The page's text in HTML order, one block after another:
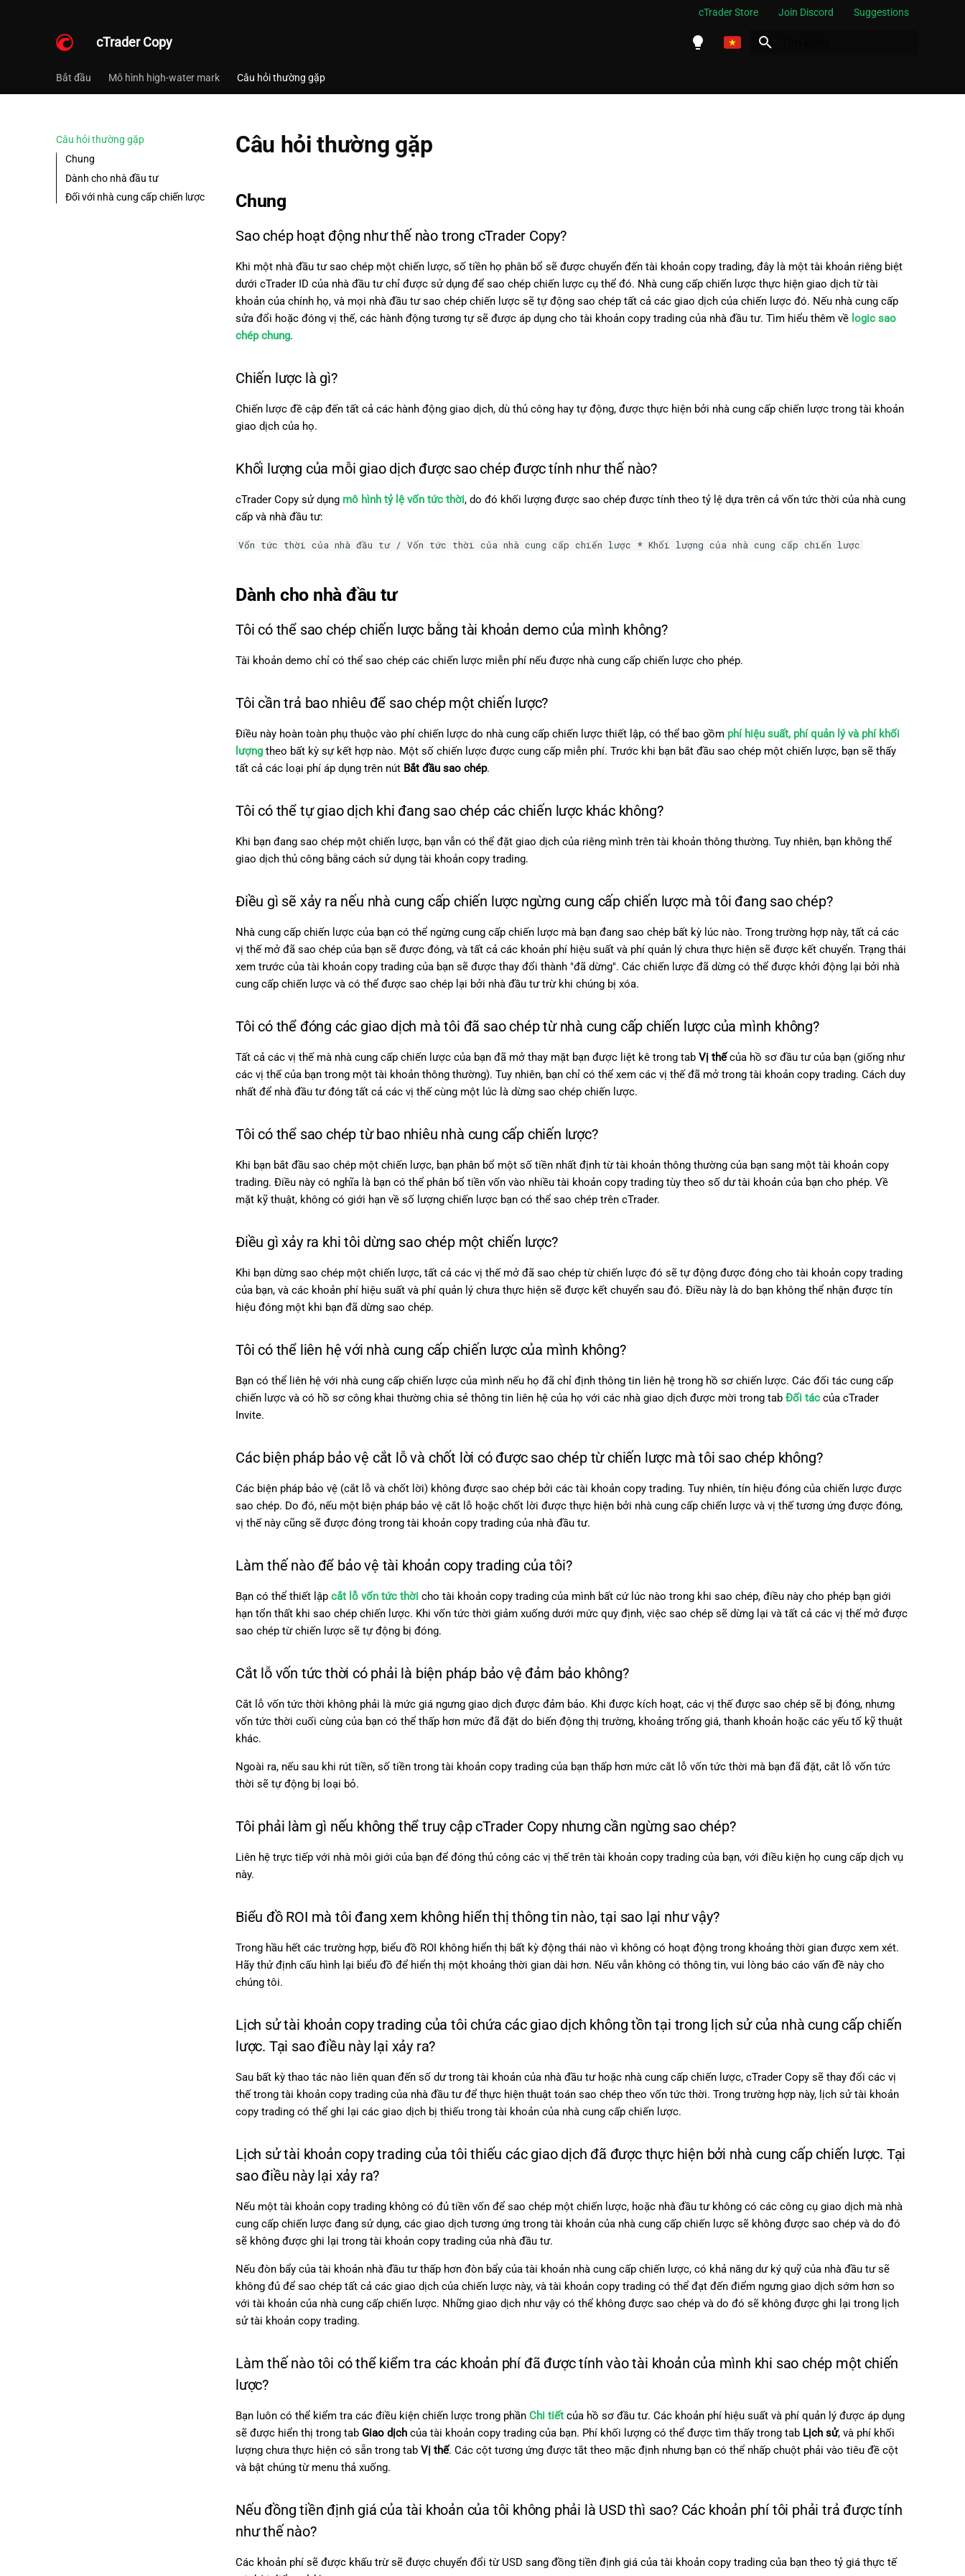
cTrader Store Join Discord Suggestions
cTrader Copy
한국어
中文
Bắt đầu Mô hình high-water mark Câu hỏi thường gặp
Câu hỏi thường gặp
Chung
Dành cho nhà đầu tư
Đối với nhà cung cấp chiến lược
Câu hỏi thường gặp
Chung
Sao chép hoạt động như thế nào trong cTrader Copy?
Khi một nhà đầu tư sao chép một chiến lược, số tiền họ phân bổ sẽ được chuyển đến tài khoản copy trading, đây là một tài khoản riêng biệt
dưới cTrader ID của nhà đầu tư chỉ được sử dụng để sao chép chiến lược cụ thể đó. Nhà cung cấp chiến lược thực hiện giao dịch từ tài
khoản của chính họ, và mọi nhà đầu tư sao chép chiến lược sẽ tự động sao chép tất cả các giao dịch của chiến lược đó. Nếu nhà cung cấp
sửa đổi hoặc đóng vị thế, các hành động tương tự sẽ được áp dụng cho tài khoản copy trading của nhà đầu tư. Tìm hiểu thêm về logic sao
chép chung.
Chiến lược là gì?
Chiến lược đề cập đến tất cả các hành động giao dịch, dù thủ công hay tự động, được thực hiện bởi nhà cung cấp chiến lược trong tài khoản
giao dịch của họ.
Khối lượng của mỗi giao dịch được sao chép được tính như thế nào?
cTrader Copy sử dụng mô hình tỷ lệ vốn tức thời, do đó khối lượng được sao chép được tính theo tỷ lệ dựa trên cả vốn tức thời của nhà cung
cấp và nhà đầu tư:
Vốn tức thời của nhà đầu tư / Vốn tức thời của nhà cung cấp chiến lược * Khối lượng của nhà cung cấp chiến lược
Dành cho nhà đầu tư
Tôi có thể sao chép chiến lược bằng tài khoản demo của mình không?
Tài khoản demo chỉ có thể sao chép các chiến lược miễn phí nếu được nhà cung cấp chiến lược cho phép.
Tôi cần trả bao nhiêu để sao chép một chiến lược?
Điều này hoàn toàn phụ thuộc vào phí chiến lược do nhà cung cấp chiến lược thiết lập, có thể bao gồm phí hiệu suất, phí quản lý và phí khối
lượng theo bất kỳ sự kết hợp nào. Một số chiến lược được cung cấp miễn phí. Trước khi bạn bắt đầu sao chép một chiến lược, bạn sẽ thấy
tất cả các loại phí áp dụng trên nút Bắt đầu sao chép.
Tôi có thể tự giao dịch khi đang sao chép các chiến lược khác không?
Khi bạn đang sao chép một chiến lược, bạn vẫn có thể đặt giao dịch của riêng mình trên tài khoản thông thường. Tuy nhiên, bạn không thể
giao dịch thủ công bằng cách sử dụng tài khoản copy trading.
Điều gì sẽ xảy ra nếu nhà cung cấp chiến lược ngừng cung cấp chiến lược mà tôi đang sao chép?
Nhà cung cấp chiến lược của bạn có thể ngừng cung cấp chiến lược mà bạn đang sao chép bất kỳ lúc nào. Trong trường hợp này, tất cả các
vị thế mở đã sao chép của bạn sẽ được đóng, và tất cả các khoản phí hiệu suất và phí quản lý chưa thực hiện sẽ được kết chuyển. Trạng thái
xem trước của tài khoản copy trading của bạn sẽ được thay đổi thành "đã dừng". Các chiến lược đã dừng có thể được khởi động lại bởi nhà
cung cấp chiến lược và có thể được sao chép lại bởi nhà đầu tư trừ khi chúng bị xóa.
Tôi có thể đóng các giao dịch mà tôi đã sao chép từ nhà cung cấp chiến lược của mình không?
Tất cả các vị thế mà nhà cung cấp chiến lược của bạn đã mở thay mặt bạn được liệt kê trong tab Vị thếcủa hồ sơ đầu tư của bạn (giống như
các vị thế của bạn trong một tài khoản thông thường). Tuy nhiên, bạn chỉ có thể xem các vị thế đã mở trong tài khoản copy trading. Cách duy
nhất để nhà đầu tư đóng tất cả các vị thế cùng một lúc là dừng sao chép chiến lược.
Tôi có thể sao chép từ bao nhiêu nhà cung cấp chiến lược?
Khi bạn bắt đầu sao chép một chiến lược, bạn phân bổ một số tiền nhất định từ tài khoản thông thường của bạn sang một tài khoản copy
trading. Điều này có nghĩa là bạn có thể phân bổ tiền vốn vào nhiều tài khoản copy trading tùy theo số dư tài khoản của bạn cho phép. Về
mặt kỹ thuật, không có giới hạn về số lượng chiến lược bạn có thể sao chép trên cTrader.
Điều gì xảy ra khi tôi dừng sao chép một chiến lược?
Khi bạn dừng sao chép một chiến lược, tất cả các vị thế mở đã sao chép từ chiến lược đó sẽ tự động được đóng cho tài khoản copy trading
của bạn, và các khoản phí hiệu suất và phí quản lý chưa thực hiện sẽ được kết chuyển sau đó. Điều này là do bạn không thể nhận được tín
hiệu đóng một khi bạn đã dừng sao chép.
Tôi có thể liên hệ với nhà cung cấp chiến lược của mình không?
Bạn có thể liên hệ với nhà cung cấp chiến lược của mình nếu họ đã chỉ định thông tin liên hệ trong hồ sơ chiến lược. Các đối tác cung cấp
chiến lược và có hồ sơ công khai thường chia sẻ thông tin liên hệ của họ với các nhà giao dịch được mời trong tab Đối tác của cTrader
Invite.
Các biện pháp bảo vệ cắt lỗ và chốt lời có được sao chép từ chiến lược mà tôi sao chép không?
Các biện pháp bảo vệ (cắt lỗ và chốt lời) không được sao chép bởi các tài khoản copy trading. Tuy nhiên, tín hiệu đóng của chiến lược được
sao chép. Do đó, nếu một biện pháp bảo vệ cắt lỗ hoặc chốt lời được thực hiện bởi nhà cung cấp chiến lược và vị thế tương ứng được đóng,
vị thế này cũng sẽ được đóng trong tài khoản copy trading của nhà đầu tư.
Làm thế nào để bảo vệ tài khoản copy trading của tôi?
Bạn có thể thiết lập cắt lỗ vốn tức thời cho tài khoản copy trading của mình bất cứ lúc nào trong khi sao chép, điều này cho phép bạn giới
hạn tổn thất khi sao chép chiến lược. Khi vốn tức thời giảm xuống dưới mức quy định, việc sao chép sẽ dừng lại và tất cả các vị thế mở được
sao chép từ chiến lược sẽ tự động bị đóng.
Cắt lỗ vốn tức thời có phải là biện pháp bảo vệ đảm bảo không?
Cắt lỗ vốn tức thời không phải là mức giá ngưng giao dịch được đảm bảo. Khi được kích hoạt, các vị thế được sao chép sẽ bị đóng, nhưng
vốn tức thời cuối cùng của bạn có thể thấp hơn mức đã đặt do biến động thị trường, khoảng trống giá, thanh khoản hoặc các yếu tố kỹ thuật
khác.
Ngoài ra, nếu sau khi rút tiền, số tiền trong tài khoản copy trading của bạn thấp hơn mức cắt lỗ vốn tức thời mà bạn đã đặt, cắt lỗ vốn tức
thời sẽ tự động bị loại bỏ.
Tôi phải làm gì nếu không thể truy cập cTrader Copy nhưng cần ngừng sao chép?
Liên hệ trực tiếp với nhà môi giới của bạn để đóng thủ công các vị thế trên tài khoản copy trading của bạn, với điều kiện họ cung cấp dịch vụ
này.
Biểu đồ ROI mà tôi đang xem không hiển thị thông tin nào, tại sao lại như vậy?
Trong hầu hết các trường hợp, biểu đồ ROI không hiển thị bất kỳ động thái nào vì không có hoạt động trong khoảng thời gian được xem xét.
Hãy thử định cấu hình lại biểu đồ để hiển thị một khoảng thời gian dài hơn. Nếu vẫn không có thông tin, vui lòng báo cáo vấn đề này cho
chúng tôi.
Lịch sử tài khoản copy trading của tôi chứa các giao dịch không tồn tại trong lịch sử của nhà cung cấp chiến
lược. Tại sao điều này lại xảy ra?
Sau bất kỳ thao tác nào liên quan đến số dư trong tài khoản của nhà đầu tư hoặc nhà cung cấp chiến lược, cTrader Copy sẽ thay đổi các vị
thế trong tài khoản copy trading của nhà đầu tư để thực hiện thuật toán sao chép theo vốn tức thời. Trong trường hợp này, lịch sử tài khoản
copy trading có thể ghi lại các giao dịch bị thiếu trong tài khoản của nhà cung cấp chiến lược.
Lịch sử tài khoản copy trading của tôi thiếu các giao dịch đã được thực hiện bởi nhà cung cấp chiến lược. Tại
sao điều này lại xảy ra?
Nếu một tài khoản copy trading không có đủ tiền vốn để sao chép một chiến lược, hoặc nhà đầu tư không có các công cụ giao dịch mà nhà
cung cấp chiến lược đang sử dụng, các giao dịch tương ứng trong tài khoản của nhà cung cấp chiến lược sẽ không được sao chép và do đó
sẽ không được ghi lại trong tài khoản copy trading của nhà đầu tư.
Nếu đòn bẩy của tài khoản nhà đầu tư thấp hơn đòn bẩy của tài khoản nhà cung cấp chiến lược, có khả năng dư ký quỹ của nhà đầu tư sẽ
không đủ để sao chép tất cả các giao dịch của chiến lược này, và tài khoản copy trading có thể đạt đến điểm ngưng giao dịch sớm hơn so
với tài khoản của nhà cung cấp chiến lược. Những giao dịch như vậy có thể không được sao chép và do đó sẽ không được ghi lại trong lịch
sử tài khoản copy trading.
Làm thế nào tôi có thể kiểm tra các khoản phí đã được tính vào tài khoản của mình khi sao chép một chiến
lược?
Bạn luôn có thể kiểm tra các điều kiện chiến lược trong phần Chi tiết của hồ sơ đầu tư. Các khoản phí hiệu suất và phí quản lý được áp dụng
sẽ được hiển thị trong tab Giao dịch của tài khoản copy trading của bạn. Phí khối lượng có thể được tìm thấy trong tab Lịch sử, và phí khối
lượng chưa thực hiện có sẵn trong tab Vị thế. Các cột tương ứng được tắt theo mặc định nhưng bạn có thể nhấp chuột phải vào tiêu đề cột
và bật chúng từ menu thả xuống.
Nếu đồng tiền định giá của tài khoản của tôi không phải là USD thì sao? Các khoản phí tôi phải trả được tính
như thế nào?
Các khoản phí sẽ được khấu trừ sẽ được chuyển đổi từ USD sang đồng tiền định giá của tài khoản copy trading của bạn theo tỷ giá thực tế